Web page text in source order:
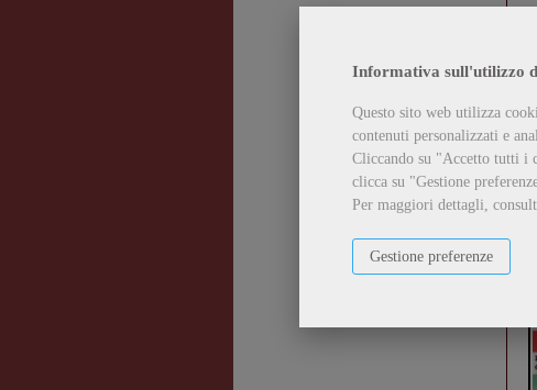
Informativa sull'utilizzo
Questo sito web utilizza
contenuti personalizzati e
Cliccando su "Accetto tutti i
clicca su "Gestione
Per maggiori dettagli,
Gestione preferenze